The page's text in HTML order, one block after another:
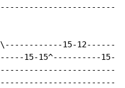
|
12\------------15-
15-15^----------15-